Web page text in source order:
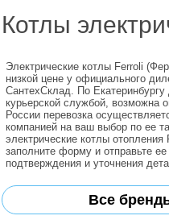
Котлы
Электрические котлы Ferroli
низкой цене у официального
СантехСклад. По
курьерской службой, возможна
России перевозка
компанией на ваш выбор по ее
электрические котлы отопления
заполните форму и отправьте
подтверждения и уточнения
Все